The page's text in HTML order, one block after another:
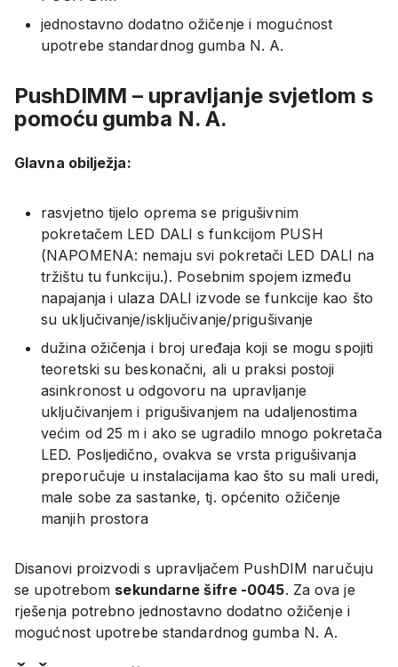
jednostavno dodatno ožičenje i mogućnost
upotrebe standardnog gumba N. A.
PushDIMM – upravljanje svjetlom s
pomoću gumba N. A.
Glavna obilježja:
rasvjetno tijelo oprema se prigušivnim
pokretačem LED DALI s funkcijom PUSH
(NAPOMENA: nemaju svi pokretači LED DALI na
tržištu tu funkciju.). Posebnim spojem između
napajanja i ulaza DALI izvode se funkcije kao što
su uključivanje/isključivanje/prigušivanje
dužina ožičenja i broj uređaja koji se mogu spojiti
teoretski su beskonačni, ali u praksi postoji
asinkronost u odgovoru na upravljanje
uključivanjem i prigušivanjem na udaljenostima
većim od 25 m i ako se ugradilo mnogo pokretača
LED. Posljedično, ovakva se vrsta prigušivanja
preporučuje u instalacijama kao što su mali uredi,
male sobe za sastanke, tj. općenito ožičenje
manjih prostora
Disanovi proizvodi s upravljačem PushDIM naručuju
se upotrebom sekundarne šifre -0045. Za ova je
rješenja potrebno jednostavno dodatno ožičenje i
mogućnost upotrebe standardnog gumba N. A.